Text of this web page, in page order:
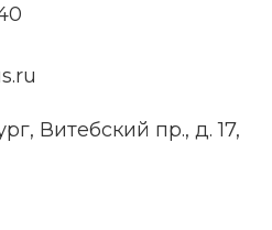
Витебский пр., д. 17,